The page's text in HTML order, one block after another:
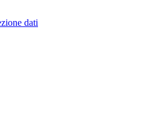
dati